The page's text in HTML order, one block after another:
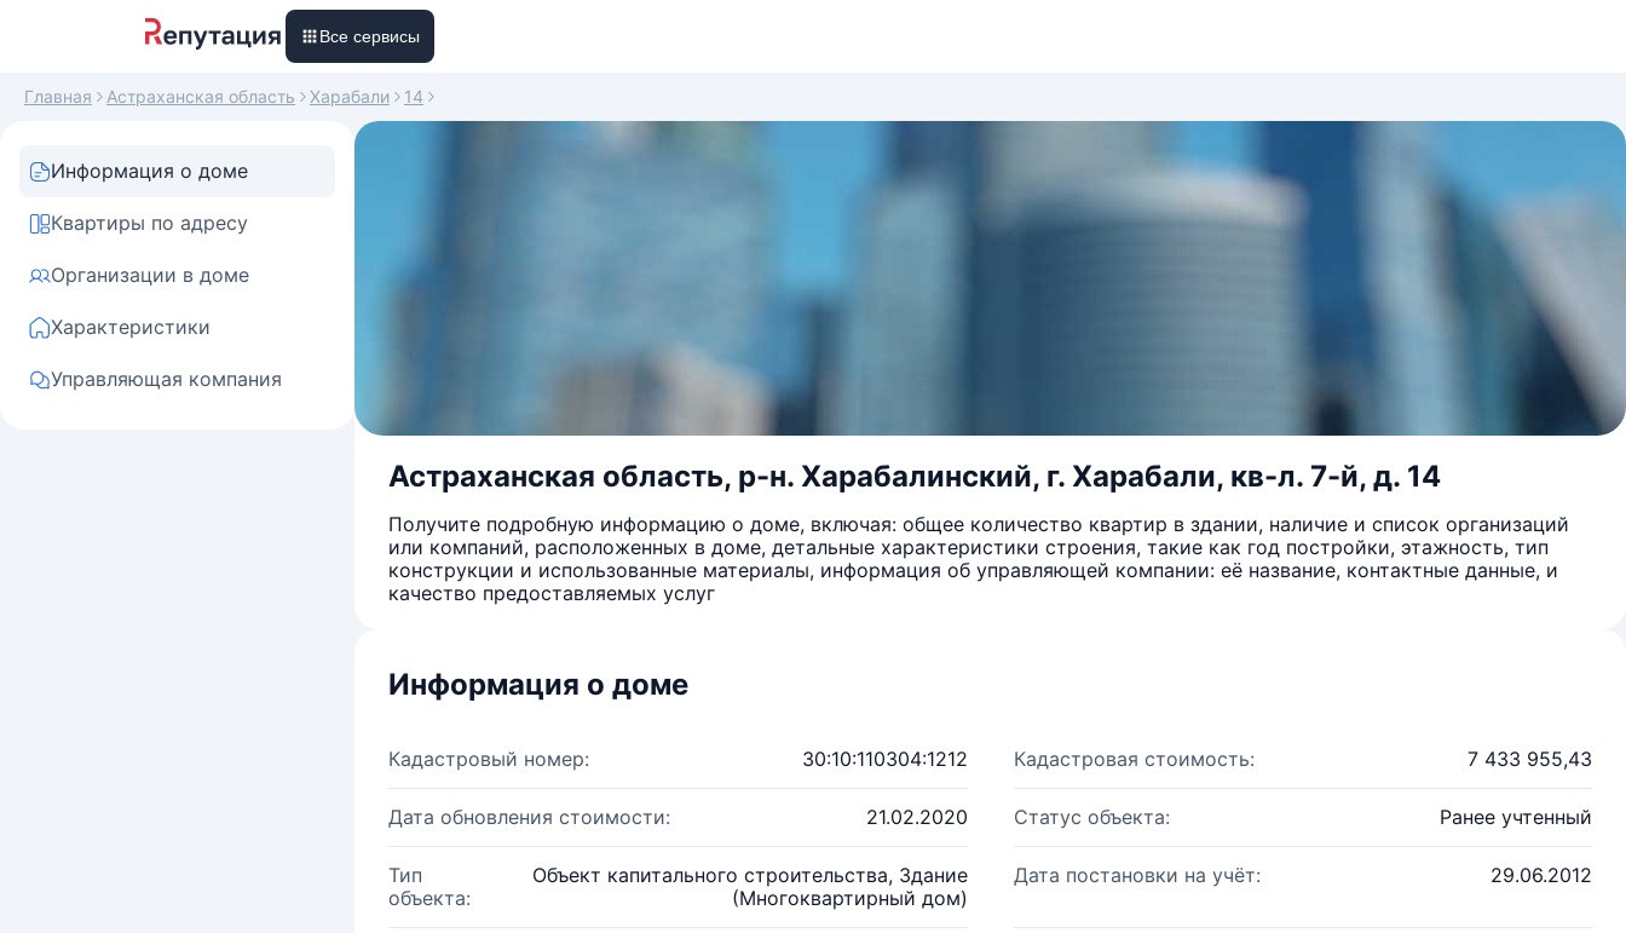
Все сервисы
Главная Астраханская область Харабали 14
Информация о доме
Квартиры по адресу
Организации в доме
Характеристики
Управляющая компания
Астраханская область, р-н. Харабалинский, г. Харабали, кв-л. 7-й, д. 14
Получите подробную информацию о доме, включая: общее количество квартир в здании, наличие и список организаций
или компаний, расположенных в доме, детальные характеристики строения, такие как год постройки, этажность, тип
конструкции и использованные материалы, информация об управляющей компании: её название, контактные данные, и
качество предоставляемых услуг
Информация о доме
Кадастровый номер: 30:10:110304:1212 Кадастровая стоимость: 7 433 955,43
Дата обновления стоимости: 21.02.2020 Статус объекта: Ранее учтенный
Тип
объекта:
Объект капитального строительства, Здание
(Многоквартирный дом)
Дата постановки на учёт: 29.06.2012